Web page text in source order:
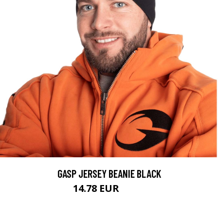
GASP JERSEY BEANIE BLACK
14.78 EUR